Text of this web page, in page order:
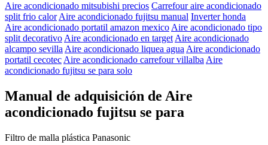
Aire acondicionado mitsubishi precios Carrefour aire acondicionado
split frio calor Aire acondicionado fujitsu manual Inverter honda
Aire acondicionado portatil amazon mexico Aire acondicionado tipo
split decorativo Aire acondicionado en target Aire acondicionado
alcampo sevilla Aire acondicionado liquea agua Aire acondicionado
portatil cecotec Aire acondicionado carrefour villalba Aire
acondicionado fujitsu se para solo
Manual de adquisición de Aire
acondicionado fujitsu se para
Filtro de malla plástica Panasonic